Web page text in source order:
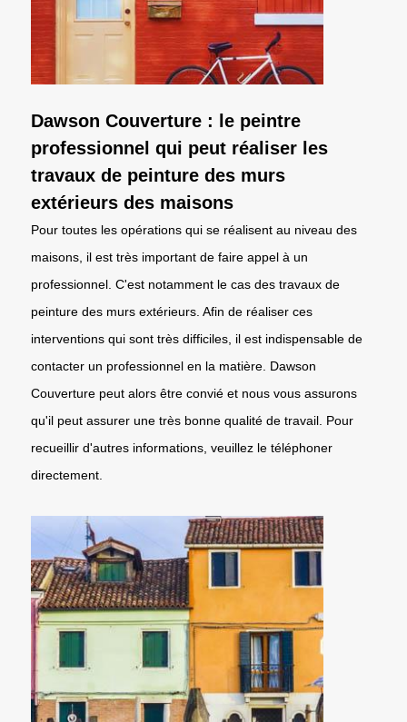
Dawson Couverture : le peintre
professionnel qui peut réaliser les
travaux de peinture des murs
extérieurs des maisons
Pour toutes les opérations qui se réalisent au niveau des
maisons, il est très important de faire appel à un
professionnel. C'est notamment le cas des travaux de
peinture des murs extérieurs. Afin de réaliser ces
interventions qui sont très difficiles, il est indispensable de
contacter un professionnel en la matière. Dawson
Couverture peut alors être convié et nous vous assurons
qu'il peut assurer une très bonne qualité de travail. Pour
recueillir d'autres informations, veuillez le téléphoner
directement.